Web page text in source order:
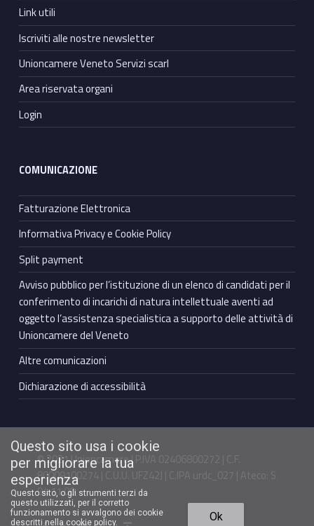
Link utili
Iscriviti alle nostre newsletter
Unioncamere Veneto Servizi scarl
Area riservata organi
Login
COMUNICAZIONE
Fatturazione Elettronica
Informativa Privacy e Cookie Policy
Split payment
Avviso pubblico per l’istituzione di un elenco di candidati per il
conferimento di incarichi di natura intellettuale aventi ad
oggetto l’assistenza specialistica a supporto delle attività di
Unioncamere del Veneto
Altre comunicazioni
Dichiarazione di accessibilità
© 2021 Unioncamere | P.IVA 02406800272 | C.F.
80009100274 | C.U.U. UFZ42J | C.IPA urdc_027 | Ateco: S
94.11.00
Facebook Unioncamere VenetoTwitter Unioncamere VenetoYoutube Unioncamere VenetoLinkedin Unioncamere Veneto Torna in cima ↑
Questo sito usa i cookie
per migliorare la tua
esperienza
Questo sito, o gli strumenti terzi da
questo utilizzati, per il corretto
funzionamento si avvalgono dei cookie
descritti nella cookie policy.
Ok